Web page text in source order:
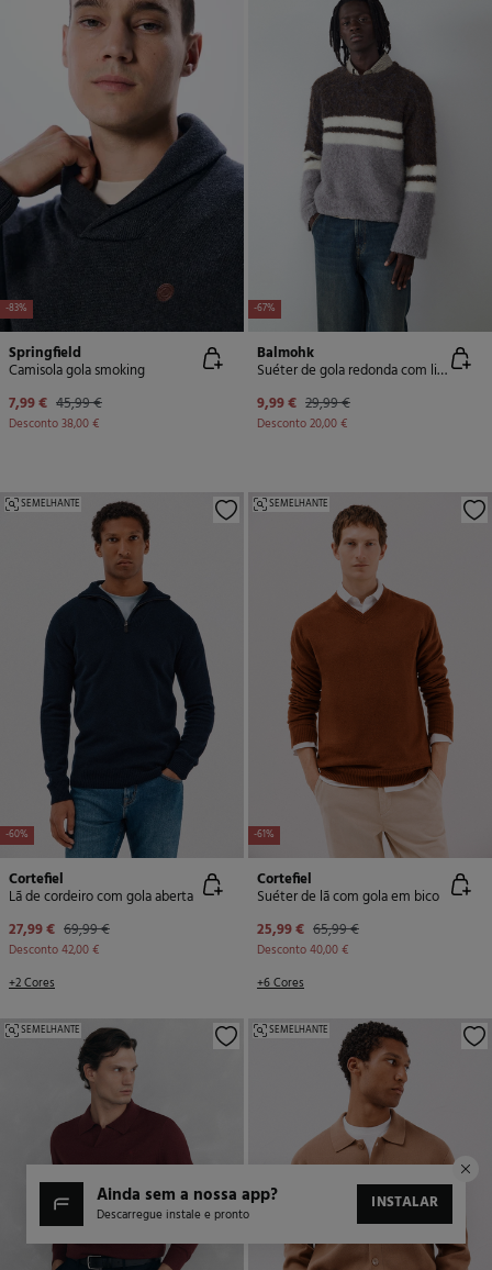
-83%
Springfield
Camisola gola smoking
7,99 € 45,99 €
Desconto38,00 €
-67%
Balmohk
Suéter de gola redonda com listras
9,99 € 29,99 €
Desconto20,00 €
-60%
SEMELHANTE
Cortefiel
Lã de cordeiro com gola aberta
27,99 € 69,99 €
Desconto42,00 €
+2 Cores
-61%
SEMELHANTE
Cortefiel
Suéter de lã com gola em bico
25,99 € 65,99 €
Desconto40,00 €
+6 Cores
SEMELHANTE SEMELHANTE
ainda sem a nossa app?
Descarregue instale e pronto
INSTALAR